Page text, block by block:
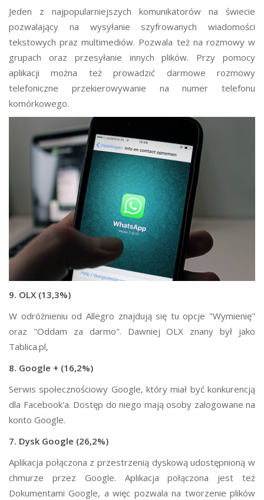
Jeden z najpopularniejszych komunikatorów na świecie
pozwalający na wysyłanie szyfrowanych wiadomości
tekstowych praz multimediów. Pozwala też na rozmowy w
grupach oraz przesyłanie innych plików. Przy pomocy
aplikacji można też prowadzić darmowe rozmowy
telefoniczne przekierowywanie na numer telefonu
komórkowego.
9. OLX (13,3%)
W odróżnieniu od Allegro znajdują się tu opcje "Wymienię"
oraz "Oddam za darmo". Dawniej OLX znany był jako
Tablica.pl,
8. Google + (16,2%)
Serwis społecznościowy Google, który miał być konkurencją
dla Facebook'a. Dostęp do niego mają osoby zalogowane na
konto Google.
7. Dysk Google (26,2%)
Aplikacja połączona z przestrzenią dyskową udostępnioną w
chmurze przez Google. Aplikacja połączona jest też
Dokumentami Google, a więc pozwala na tworzenie plików